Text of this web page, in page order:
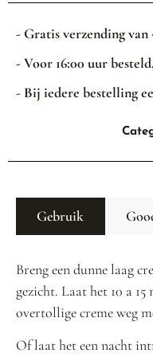
- Gratis verzending van
- Voor 16:00 uur
- Bij iedere bestelling
Gebruik
Breng een dunne laag
gezicht. Laat het 10 a
overtollige creme weg
Of laat het een nacht